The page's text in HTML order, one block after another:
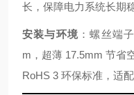
长，保障电力系统长期
安装与环境 ：螺丝端
m，超薄 17.5mm 节省
RoHS 3 环保标准，适